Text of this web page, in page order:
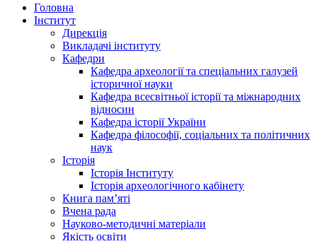
Головна
Інститут
Дирекція
Викладачі інституту
Кафедри
Кафедра археології та спеціальних галузей
історичної науки
Кафедра всесвітньої історії та міжнародних
відносин
Кафедра історії України
Кафедра філософії, соціальних та політичних
наук
Історія
Історія Інституту
Історія археологічного кабінету
Книга памʼяті
Вчена рада
Науково-методичні матеріали
Якість освіти